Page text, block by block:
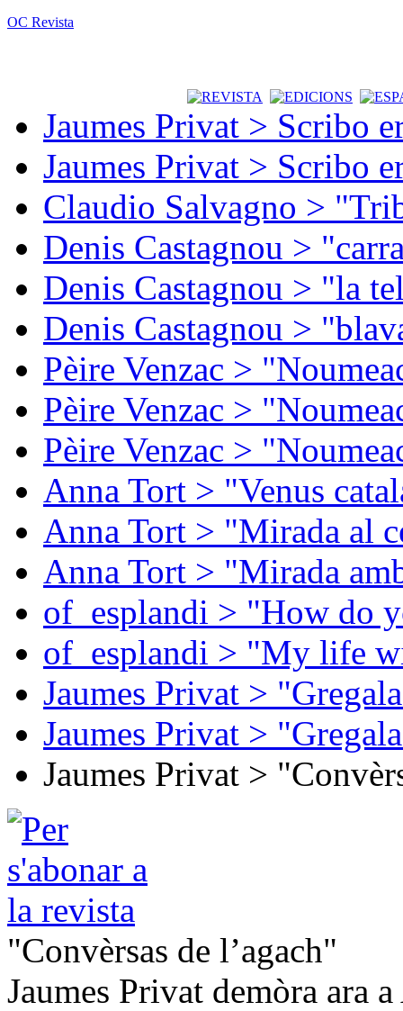
OC Revista
Jaumes Privat > Scribo
Jaumes Privat > Scribo
Claudio Salvagno >
Denis Castagnou >
Denis Castagnou > "la
Denis Castagnou >
Pèire Venzac >
Pèire Venzac >
Pèire Venzac >
Anna Tort > "Venus
Anna Tort > "Mirada al
Anna Tort > "Mirada
of_esplandi > "How do
of_esplandi > "My life
Jaumes Privat >
Jaumes Privat >
Jaumes Privat >
"Convèrsas de l’agach"
Jaumes Privat demòra ara